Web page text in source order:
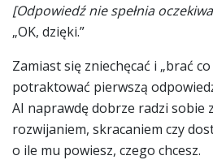
[Odpowiedź nie spełnia
„OK, dzięki.”
Zamiast się zniechęcać i „brać
potraktować pierwszą
AI naprawdę dobrze radzi sobie
rozwijaniem, skracaniem czy
o ile mu powiesz, czego chcesz.